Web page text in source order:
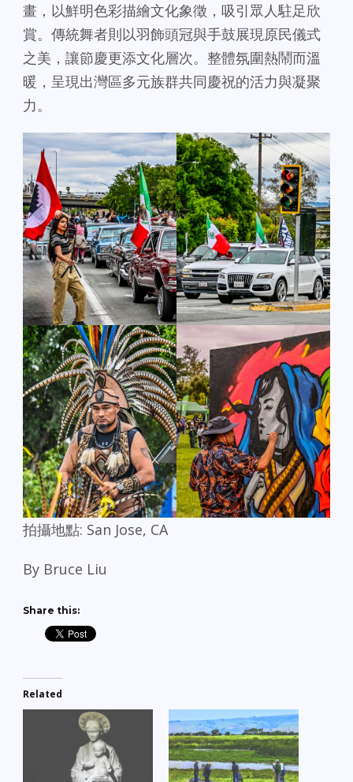
畫，以鮮明色彩描繪文化象徵，吸引眾人駐足欣
賞。傳統舞者則以羽飾頭冠與手鼓展現原民儀式
之美，讓節慶更添文化層次。整體氛圍熱鬧而溫
暖，呈現出灣區多元族群共同慶祝的活力與凝聚
力。
拍攝地點: San Jose, CA
By Bruce Liu
Share this:
Related